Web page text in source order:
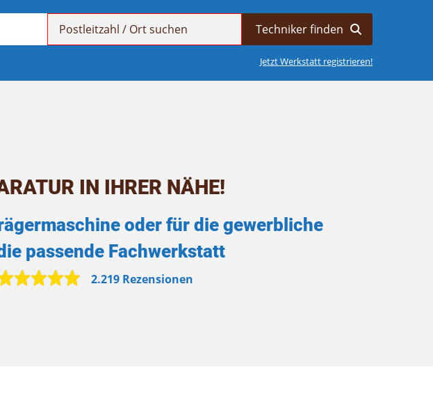
Jetzt Werkstatt registrieren!
IN IHRER NÄHE!
oder für die gewerbliche
passende Fachwerkstatt
2.219 Rezensionen